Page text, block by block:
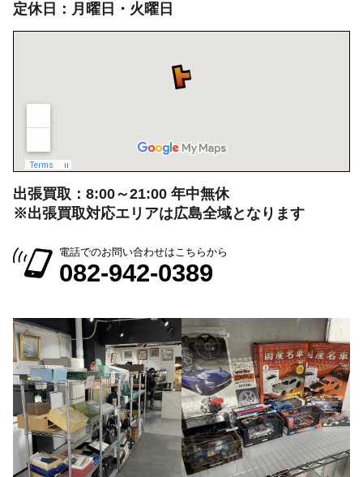
定休日：月曜日・火曜日
出張買取：8:00～21:00 年中無休
※出張買取対応エリアは広島全域となります
電話でのお問い合わせはこちらから
082-942-0389